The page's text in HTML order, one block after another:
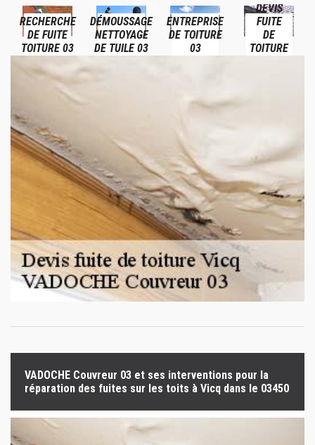
RECHERCHE
DE FUITE
TOITURE 03
DÉMOUSSAGE
NETTOYAGE
DE TUILE 03
ENTREPRISE
DE TOITURE
03
DEVIS
FUITE
DE
TOITURE
VADOCHE Couvreur 03 et ses interventions pour la
réparation des fuites sur les toits à Vicq dans le 03450